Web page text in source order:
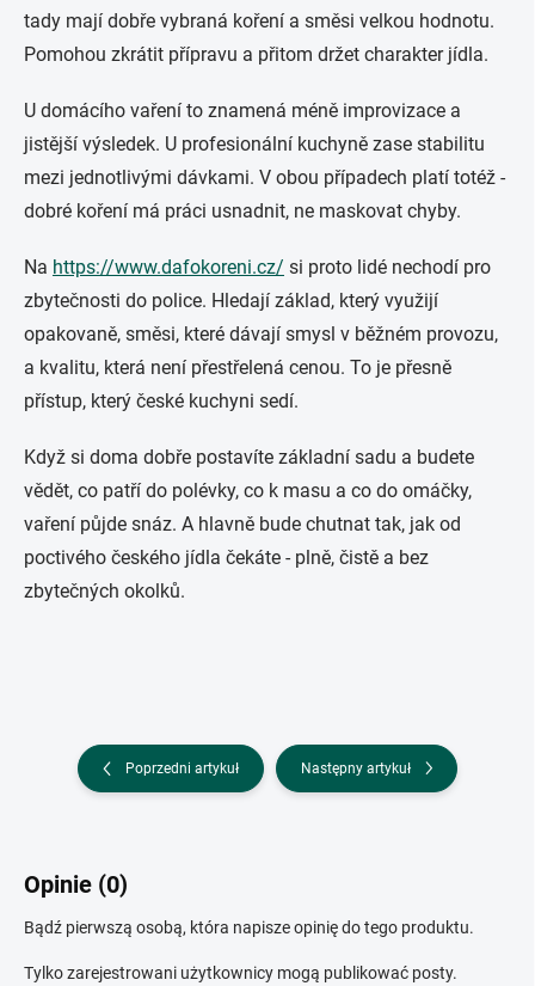
tady mají dobře vybraná koření a směsi velkou hodnotu.
Pomohou zkrátit přípravu a přitom držet charakter jídla.
U domácího vaření to znamená méně improvizace a
jistější výsledek. U profesionální kuchyně zase stabilitu
mezi jednotlivými dávkami. V obou případech platí totéž -
dobré koření má práci usnadnit, ne maskovat chyby.
Na https://www.dafokoreni.cz/ si proto lidé nechodí pro
zbytečnosti do police. Hledají základ, který využijí
opakovaně, směsi, které dávají smysl v běžném provozu,
a kvalitu, která není přestřelená cenou. To je přesně
přístup, který české kuchyni sedí.
Když si doma dobře postavíte základní sadu a budete
vědět, co patří do polévky, co k masu a co do omáčky,
vaření půjde snáz. A hlavně bude chutnat tak, jak od
poctivého českého jídla čekáte - plně, čistě a bez
zbytečných okolků.
Poprzedni artykuł Następny artykuł
Opinie (0)
Bądź pierwszą osobą, która napisze opinię do tego produktu.
Tylko zarejestrowani użytkownicy mogą publikować posty.